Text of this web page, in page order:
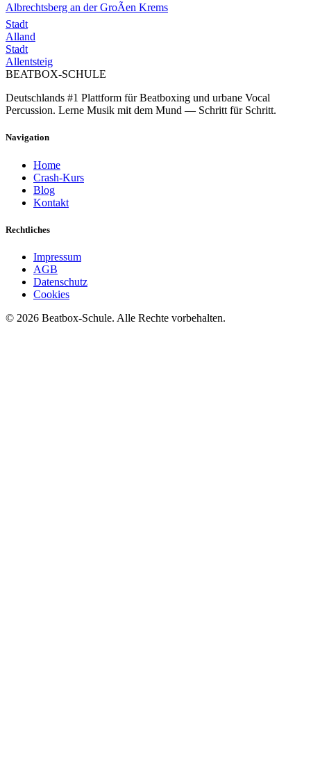
Albrechtsberg an der GroÃen Krems
Stadt
Alland
Stadt
Allentsteig
BEATBOX-SCHULE
Deutschlands #1 Plattform für Beatboxing und urbane Vocal
Percussion. Lerne Musik mit dem Mund — Schritt für Schritt.
Navigation
Home
Crash-Kurs
Blog
Kontakt
Rechtliches
Impressum
AGB
Datenschutz
Cookies
© 2026 Beatbox-Schule. Alle Rechte vorbehalten.